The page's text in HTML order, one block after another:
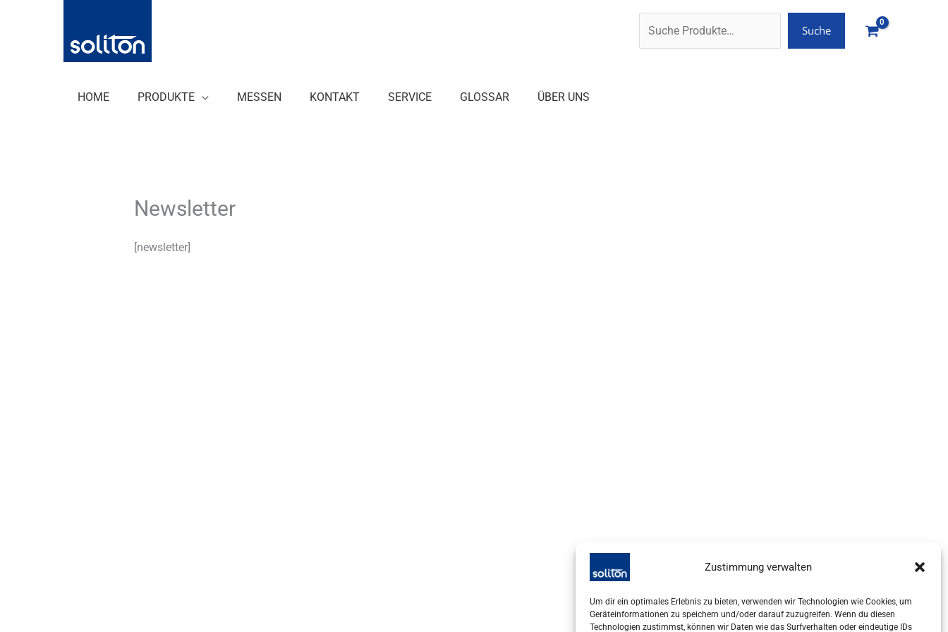
Zustimmung verwalten
Um dir ein optimales Erlebnis zu bieten, verwenden wir Technologien wie Cookies, um
Geräteinformationen zu speichern und/oder darauf zuzugreifen. Wenn du diesen
Technologien zustimmst, können wir Daten wie das Surfverhalten oder eindeutige IDs
springen
Suche
HOME PRODUKTE MESSEN KONTAKT SERVICE GLOSSAR ÜBER UNS
Newsletter
[newsletter]